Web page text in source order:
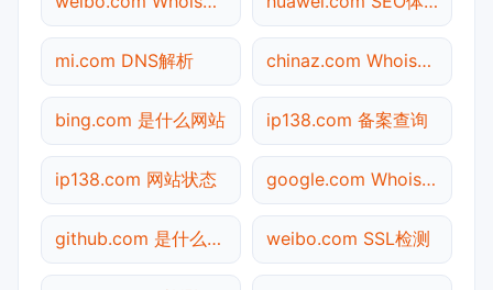
mi.com DNS解析 chinaz.com Whois查询
bing.com 是什么网站 ip138.com 备案查询
ip138.com 网站状态 google.com Whois查询
github.com 是什么网站 weibo.com SSL检测